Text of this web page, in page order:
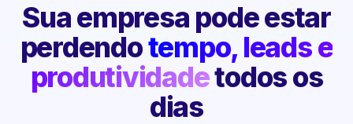
Sua empresa pode estar
perdendotempo, leads e
produtividadetodos os
dias